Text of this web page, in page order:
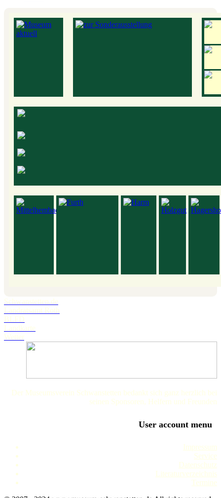
Schwanstetten.de
Landratsamt Roth
BLFD
Landkarte
Wetter
Der Museumsverein Schwanstetten bedankt sich ganz herzlich bei
seinen Sponsoren, Helfern und Freunden
User account menu
Impressum
Service
Datenschutz
Literaturverzeichnis
Termine